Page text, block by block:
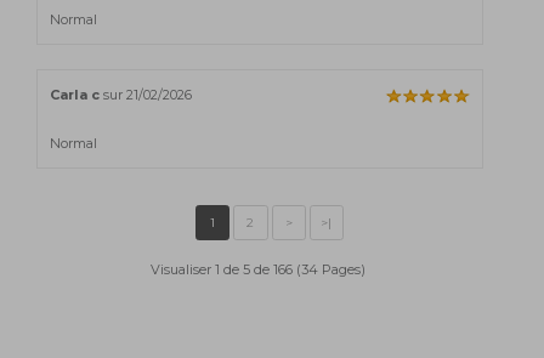
Normal
Carla c sur 21/02/2026
Normal
Visualiser 1 de 5 de 166 (34 Pages)